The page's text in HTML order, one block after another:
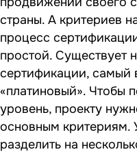
страны. А критериев
процесс
простой. Существует
сертификации, самый
«платиновый». Чтобы
уровень, проекту
основным критериям.
разделить на